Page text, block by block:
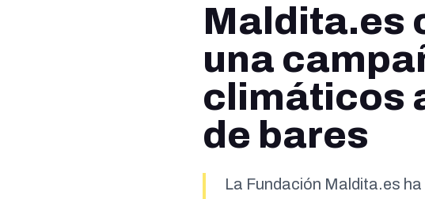
Maldita.es
una
climáticos
de bares
La Fundación Maldita.es